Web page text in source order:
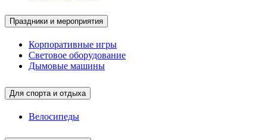
Праздники и мероприятия
Корпоративные игры
Световое оборудование
Дымовые машины
Для спорта и отдыха
Велосипеды